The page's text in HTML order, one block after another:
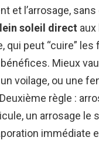
et l’arrosage,
soleil direct
qui peut “cuire”
Mieux
voilage, ou une
règle :
un arrosage le
immédiate